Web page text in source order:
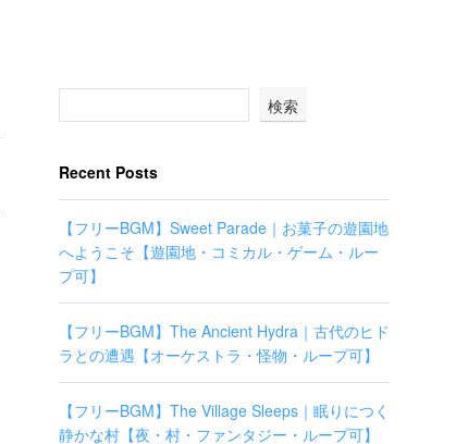
検索
Recent Posts
【フリーBGM】Sweet Parade｜お菓子の遊園地
へようこそ【遊園地・コミカル・ゲーム・ルー
プ可】
【フリーBGM】The Ancient Hydra｜古代のヒド
ラとの遭遇【オーケストラ・怪物・ループ可】
【フリーBGM】The Village Sleeps｜眠りにつく
静かな村【夜・村・ファンタジー・ループ可】